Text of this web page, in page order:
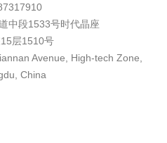
中段1533号时代晶座
层1510号
Avenue, High-tech Zone,
China